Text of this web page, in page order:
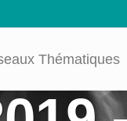
Thématiques